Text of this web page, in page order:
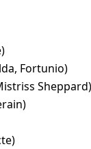
Fortunio)
Sheppard)